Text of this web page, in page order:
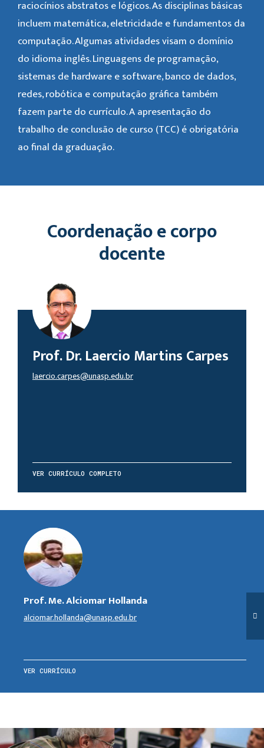
raciocínios abstratos e lógicos. As disciplinas básicas
incluem matemática, eletricidade e fundamentos da
computação. Algumas atividades visam o domínio
do idioma inglês. Linguagens de programação,
sistemas de hardware e software, banco de dados,
redes, robótica e computação gráfica também
fazem parte do currículo. A apresentação do
trabalho de conclusão de curso (TCC) é obrigatória
ao final da graduação.
Coordenação e corpo
docente
Prof. Dr. Laercio Martins Carpes
laercio.carpes@unasp.edu.br
VER CURRÍCULO COMPLETO
Prof. Me. Alciomar Hollanda
alciomar.hollanda@unasp.edu.br
VER CURRÍCULO